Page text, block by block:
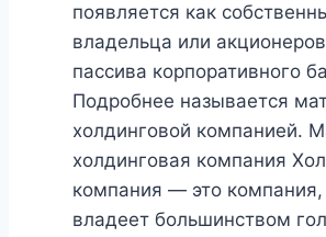
появляется как
владельца или
пассива корпоративного
Подробнее называется
холдинговой компанией.
холдинговая компания
компания — это компания,
владеет большинством